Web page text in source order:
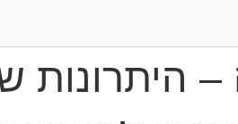
היתרונות